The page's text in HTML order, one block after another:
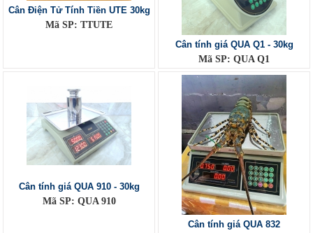
Cân Điện Tử Tính Tiền UTE 30kg
Mã SP: TTUTE
Cân tính giá QUA Q1 - 30kg
Mã SP: QUA Q1
Cân tính giá QUA 910 - 30kg
Mã SP: QUA 910
Cân tính giá QUA 832